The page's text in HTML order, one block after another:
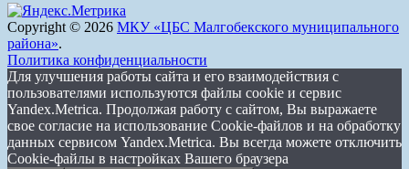
Copyright © 2026 МКУ «ЦБС Малгобекского муниципального
района».
Политика конфиденциальности
Для улучшения работы сайта и его взаимодействия с
пользователями используются файлы cookie и сервис
Yandex.Metrica. Продолжая работу с сайтом, Вы выражаете
свое согласие на использование Cookie-файлов и на обработку
данных сервисом Yandex.Metrica. Вы всегда можете отключить
Cookie-файлы в настройках Вашего браузера